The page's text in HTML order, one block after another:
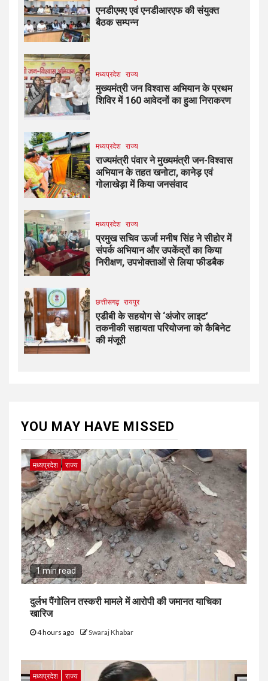
एनडीएमए एवं एनडीआरएफ की संयुक्त
बैठक सम्पन्न
मध्यप्रदेश राज्य
मुख्यमंत्री जन विश्वास अभियान के प्रथम
शिविर में 160 आवेदनों का हुआ निराकरण
मध्यप्रदेश राज्य
राज्यमंत्री पंवार ने मुख्यमंत्री जन-विश्वास
अभियान के तहत खनोटा, कानेड़ एवं
गोलाखेड़ा में किया जनसंवाद
मध्यप्रदेश राज्य
प्रमुख सचिव ऊर्जा मनीष सिंह ने सीहोर में
संपर्क अभियान और उपकेंद्रों का किया
निरीक्षण, उपभोक्ताओं से लिया फीडबैक
छत्तीसगढ़ रायपुर
एडीबी के सहयोग से ‘अंजोर लाइट’
तकनीकी सहायता परियोजना को कैबिनेट
की मंजूरी
YOU MAY HAVE MISSED
मध्यप्रदेश राज्य
1 min read
दुर्लभ पैंगोलिन तस्करी मामले में आरोपी की जमानत याचिका
खारिज
4 hours ago Swaraj Khabar
मध्यप्रदेश राज्य